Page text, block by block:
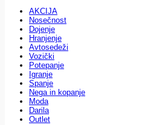
AKCIJA
Nosečnost
Dojenje
Hranjenje
Avtosedeži
Vozički
Potepanje
Igranje
Spanje
Nega in kopanje
Moda
Darila
Outlet